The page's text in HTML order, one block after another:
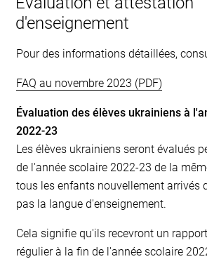
d'enseignement
Pour des informations détaillées,
FAQ au novembre 2023
Évaluation des élèves ukrainiens à
2022-23
Les élèves ukrainiens seront évalués
de l'année scolaire 2022-23 de la
tous les enfants nouvellement arrivés
pas la langue d'enseignement.
Cela signifie qu'ils recevront un
régulier à la fin de l'année scolaire